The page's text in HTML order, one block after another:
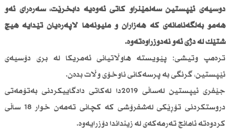
دۆسیەی ئێپستین سەلمێنراو كاتی ئەوەیە دابخرێت، سەرەڕای ئەو
هەمو بەڵگەنامانەی كە هەزاران و ملیۆنەها لاپەڕەیان تێدایە هیچ
شتێك لە دژی ئەو نەدۆزراوەتەوە.
ترەمپ وتیشی: پێویستە هاوڵاتیانی ئەمریكا لە بری دۆسیەی
ئێپستین، گرنگی بە پرسەكانی ناوخۆی وڵات بدەن.
جێفری ئیپستین لەساڵی 2019دا لەكاتی دادگاییكردنی بەتۆمەتی
دروستكردنی تۆڕێكی لەشفرۆشی كە كچانی تەمەن خوار 18 ساڵی
كردوەتە ئامانج تەرمەكەی لە زینداندا دۆزرایەوە.